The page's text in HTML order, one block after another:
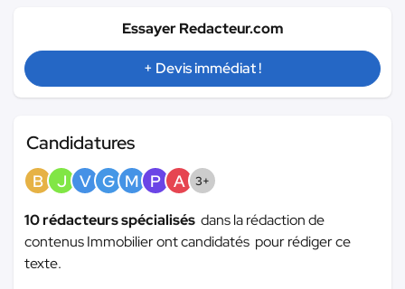
Essayer Redacteur.com
+ Devis immédiat !
Candidatures
B J V G M P A 3+
10 rédacteurs spécialisés dans la rédaction de
contenus Immobilier ont candidatés pour rédiger ce
texte.